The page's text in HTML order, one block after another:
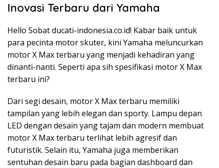
Inovasi Terbaru dari Yamaha
Hello Sobat ducati-indonesia.co.id! Kabar baik untuk
para pecinta motor skuter, kini Yamaha meluncurkan
motor X Max terbaru yang menjadi kehadiran yang
dinanti-nanti. Seperti apa sih spesifikasi motor X Max
terbaru ini?
Dari segi desain, motor X Max terbaru memiliki
tampilan yang lebih elegan dan sporty. Lampu depan
LED dengan desain yang tajam dan modern membuat
motor X Max terbaru terlihat lebih agresif dan
futuristik. Selain itu, Yamaha juga memberikan
sentuhan desain baru pada bagian dashboard dan